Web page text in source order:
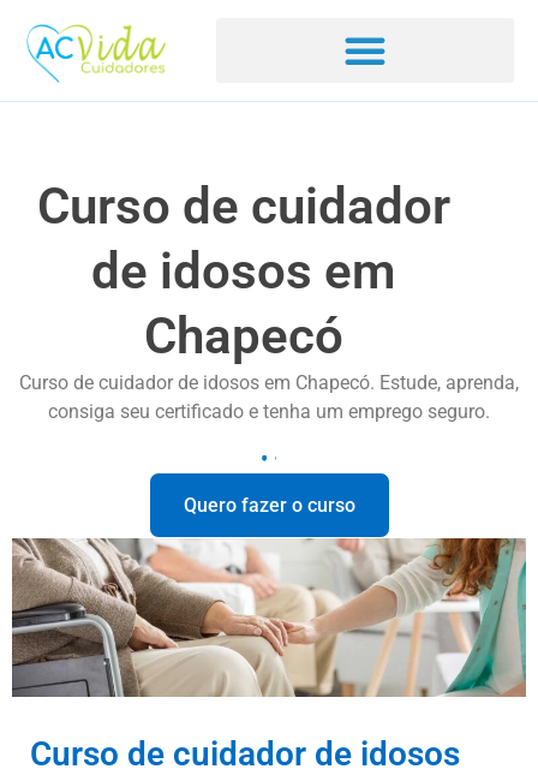
Curso de cuidador
de idosos em
Chapecó
Curso de cuidador de idosos em Chapecó. Estude, aprenda,
consiga seu certificado e tenha um emprego seguro.
Quero fazer o curso
Curso de cuidador de idosos